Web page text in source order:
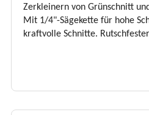
Zerkleinern von Grünschnitt
Mit 1/4"-Sägekette für hohe
kraftvolle Schnitte.